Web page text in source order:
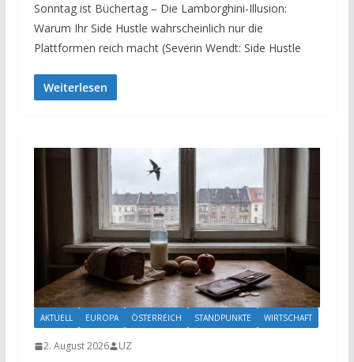
Sonntag ist Büchertag – Die Lamborghini-Illusion:
Warum Ihr Side Hustle wahrscheinlich nur die
Plattformen reich macht (Severin Wendt: Side Hustle
Weiterlesen
AKTUELL EUROPA ÖSTERREICH STANDPUNKTE WIRTSCHAFT
2. August 2026 UZ